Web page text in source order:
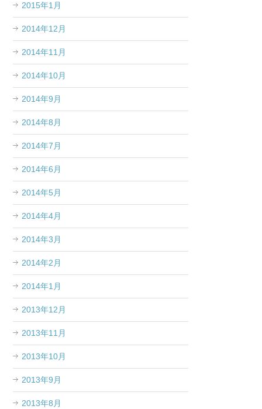
2015年1月
2014年12月
2014年11月
2014年10月
2014年9月
2014年8月
2014年7月
2014年6月
2014年5月
2014年4月
2014年3月
2014年2月
2014年1月
2013年12月
2013年11月
2013年10月
2013年9月
2013年8月